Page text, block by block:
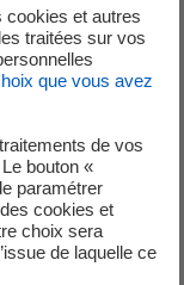
àhydro-
le secteur
cookies et autres
traitées sur vos
que vous avez
de vos
bouton «
paramétrer
cookies et
choix sera
de laquelle ce